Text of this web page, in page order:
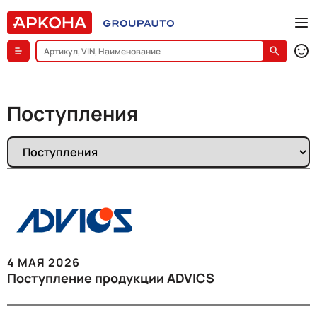
Поступления
4 МАЯ 2026
Поступление продукции ADVICS